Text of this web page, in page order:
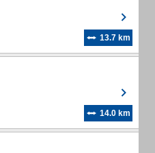
13.7 km
14.0 km